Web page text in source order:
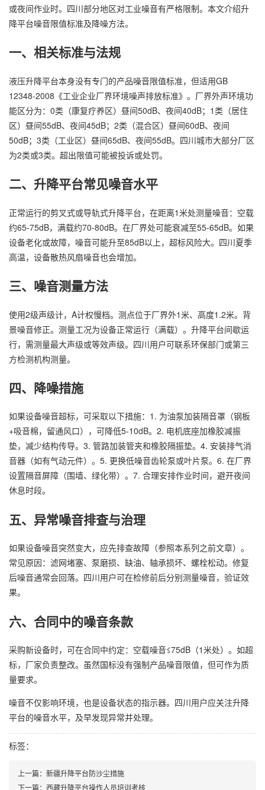
或夜间作业时。四川部分地区对工业噪音有严格限制。本文介绍升
降平台噪音限值标准及降噪方法。
一、相关标准与法规
液压升降平台本身没有专门的产品噪音限值标准，但适用GB
12348-2008《工业企业厂界环境噪声排放标准》。厂界外声环境功
能区分为：0类（康复疗养区）昼间50dB、夜间40dB；1类（居住
区）昼间55dB、夜间45dB；2类（混合区）昼间60dB、夜间
50dB；3类（工业区）昼间65dB、夜间55dB。四川城市大部分厂区
为2类或3类。超出限值可能被投诉或处罚。
二、升降平台常见噪音水平
正常运行的剪叉式或导轨式升降平台，在距离1米处测量噪音：空载
约65-75dB，满载约70-80dB。在厂界处可能衰减至55-65dB。如果
设备老化或故障，噪音可能升至85dB以上，超标风险大。四川夏季
高温，设备散热风扇噪音也会增加。
三、噪音测量方法
使用2级声级计，A计权慢档。测点位于厂界外1米、高度1.2米。背
景噪音修正。测量工况为设备正常运行（满载）。升降平台间歇运
行，需测量最大声级或等效声级。四川用户可联系环保部门或第三
方检测机构测量。
四、降噪措施
如果设备噪音超标，可采取以下措施：1. 为油泵加装隔音罩（钢板
+吸音棉，留通风口），可降低5-10dB。2. 电机底座加橡胶减振
垫，减少结构传导。3. 管路加装管夹和橡胶隔振垫。4. 安装排气消
音器（如有气动元件）。5. 更换低噪音齿轮泵或叶片泵。6. 在厂界
设置隔音屏障（围墙、绿化带）。7. 合理安排作业时间，避开夜间
休息时段。
五、异常噪音排查与治理
如果设备噪音突然变大，应先排查故障（参照本系列之前文章）。
常见原因：滤网堵塞、泵磨损、缺油、轴承损坏、螺栓松动。修复
后噪音通常会回落。四川用户可在检修前后分别测量噪音，验证效
果。
六、合同中的噪音条款
采购新设备时，可在合同中约定：空载噪音≤75dB（1米处）。如超
标，厂家负责整改。虽然国标没有强制产品噪音限值，但可作为质
量要求。
噪音不仅影响环境，也是设备状态的指示器。四川用户应关注升降
平台的噪音水平，及早发现异常并处理。
标签：
上一篇： 新疆升降平台防沙尘措施
下一篇： 西藏升降平台操作人员培训考核